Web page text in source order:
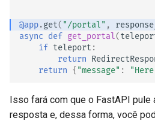
@app.get( "/portal" ,
async def get_portal(
if teleport :
return
return { "message" :
Isso fará com que o FastAPI pule
resposta e, dessa forma, você